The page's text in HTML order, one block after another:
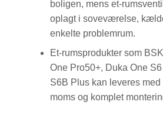
boligen, mens et-
oplagt i soveværelse,
enkelte problemrum.
Et-rumsprodukter som
One Pro50+, Duka One
S6B Plus kan leveres med
moms og komplet